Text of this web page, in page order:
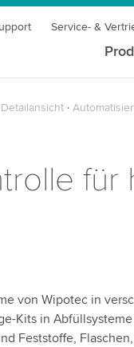
Service- &
Detailansicht
von Wipotec in
Kits in
Feststoffe,